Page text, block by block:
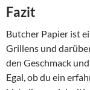
Fazit
Butcher Papier ist
Grillens und
den Geschmack
Egal, ob du ein